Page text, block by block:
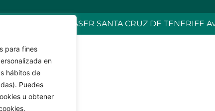
para fines
en
hábitos de
Puedes
u obtener
KVILAR AGENTE CASER SANTA CRUZ DE TENERIFE